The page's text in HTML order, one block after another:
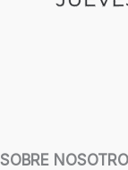
SOBRE